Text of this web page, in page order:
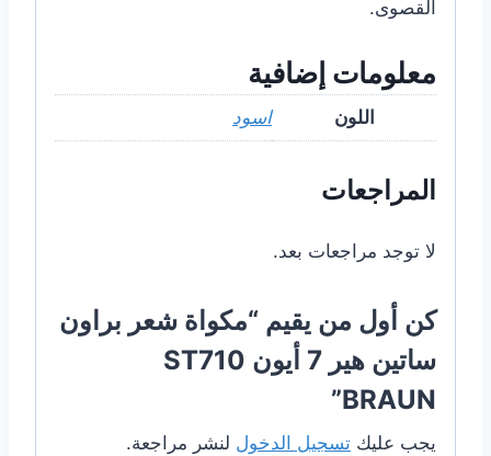
القصوى.
معلومات إضافية
اللون اسود
المراجعات
لا توجد مراجعات بعد.
كن أول من يقيم “مكواة شعر براون
ساتين هير 7 أيون ST710
BRAUN”
يجب عليك تسجيل الدخول لنشر مراجعة.